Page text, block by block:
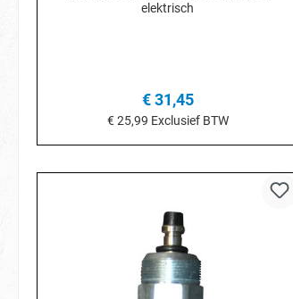
elektrisch
€ 31,45
€ 25,99 Exclusief BTW